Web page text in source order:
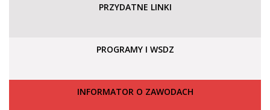
PRZYDATNE LINKI
PROGRAMY I WSDZ
INFORMATOR O ZAWODACH